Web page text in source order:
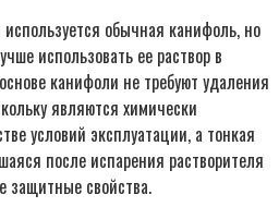
обычная канифоль, но
использовать ее раствор в
канифоли не требуют удаления
являются химически
условий эксплуатации, а тонкая
после испарения растворителя
защитные свойства.